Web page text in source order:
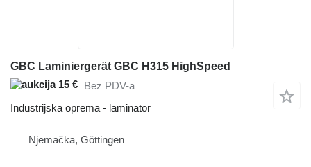
GBC Laminiergerät GBC H315 HighSpeed
15 € Bez PDV-a
Industrijska oprema - laminator
Njemačka, Göttingen